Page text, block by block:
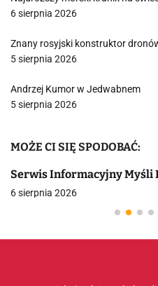
6 sierpnia 2026
Znany rosyjski konstruktor
5 sierpnia 2026
Andrzej Kumor w Jedwabnem
5 sierpnia 2026
MOŻE CI SIĘ SPODOBAĆ:
Serwis Informacyjny Myśli
6 sierpnia 2026